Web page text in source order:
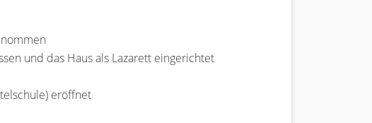
und das Haus als Lazarett eingerichtet
eröffnet